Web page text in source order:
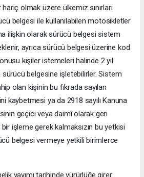
olmak üzere ülkemiz sınırları
belgesi ile kullanılabilen motosikletler
ilişkin olarak sürücü belgesi sistem
ayrıca sürücü belgesi üzerine kod
kişiler istemeleri halinde 2 yıl
sürücü belgesine işletebilirler. Sistem
olan kişinin bu fıkrada sayılan
kaybetmesi ya da 2918 sayılı Kanuna
geçici veya daimî olarak geri
işleme gerek kalmaksızın bu yetkisi
belgesi vermeye yetkili birimlerce
yayımı tarihinde yürürlüğe girer.